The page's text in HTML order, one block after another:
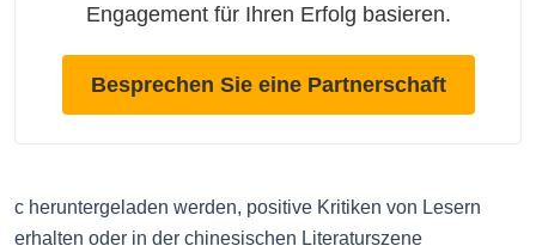
Engagement für Ihren Erfolg basieren.
Besprechen Sie eine Partnerschaft
c heruntergeladen werden, positive Kritiken von Lesern
erhalten oder in der chinesischen Literaturszene